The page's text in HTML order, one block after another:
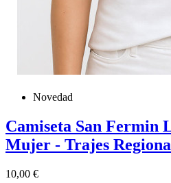
Novedad
Camiseta San Fermin
Mujer - Trajes
Precio
10,00 €